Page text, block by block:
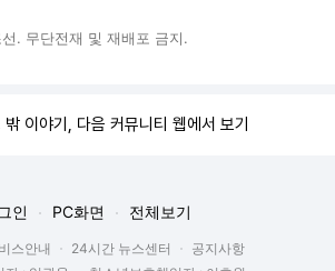
. 무단전재 및 재배포 금지.
밖 이야기, 다음 커뮤니티 웹에서 보기
인 PC화면 전체보기
스안내 24시간 뉴스센터
공지사항